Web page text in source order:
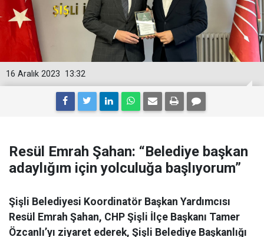
13:32
16 Aralık 2023
Resül Emrah Şahan: “Belediye başkan
adaylığım için yolculuğa başlıyorum”
Şişli Belediyesi Koordinatör Başkan Yardımcısı
Resül Emrah Şahan, CHP Şişli İlçe Başkanı Tamer
Özcanlı’yı ziyaret ederek, Şişli Belediye Başkanlığı